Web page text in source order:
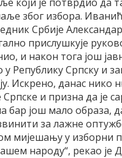
због избора.
Србије
прислушкује
и након тога још
Републику Српску и
Искрено, данас нико
и призна да је
бар још мало образа,
за лажне
мијешању у изборни
народу“, рекао је